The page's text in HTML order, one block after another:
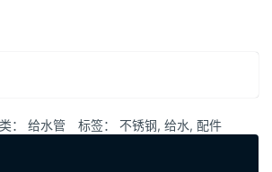
： 给水管 标签： 不锈钢, 给水, 配件